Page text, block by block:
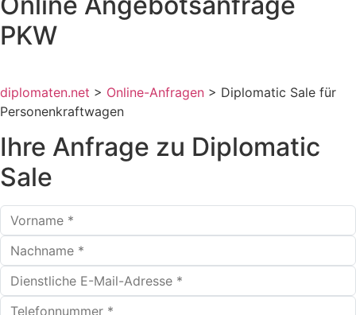
PKW
diplomaten.net > Online-Anfragen > Diplomatic Sale für
Personenkraftwagen
Ihre Anfrage zu Diplomatic
Sale